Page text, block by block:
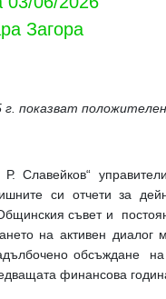
Загора
г. показват
Славейков“
си отчети за
съвет и
на активен диалог
обсъждане
финансова